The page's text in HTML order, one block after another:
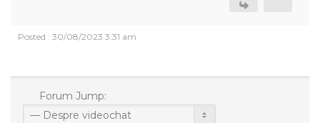
Posted : 30/08/2023 3:31 am
Forum Jump: